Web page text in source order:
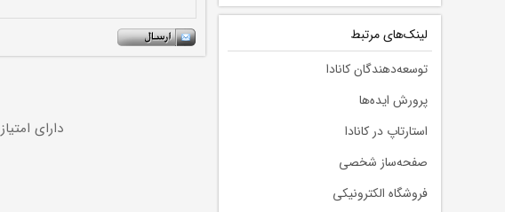
لينك‌های مرتبط
توسعه‌دهندگان کانادا
پرورش ایده‌ها
استارتاپ در کانادا
صفحه‌ساز شخصی
فروشگاه الکترونیکی
دارای امتیاز